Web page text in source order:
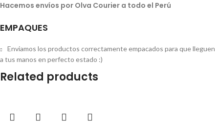
Hacemos envíos por Olva Courier a todo el Perú
EMPAQUES
Enviamos los productos correctamente empacados para que lleguen
a tus manos en perfecto estado :)
Related products